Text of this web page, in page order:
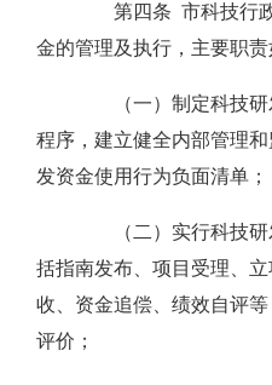
第四条 市科技行政
金的管理及执行，主要职责
（一）制定科技研
程序，建立健全内部管理
发资金使用行为负面清单；
（二）实行科技研
括指南发布、项目受理、
收、资金追偿、绩效自评
评价；